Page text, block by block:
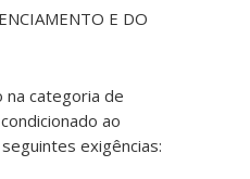
E DO
categoria de
ao
exigências: